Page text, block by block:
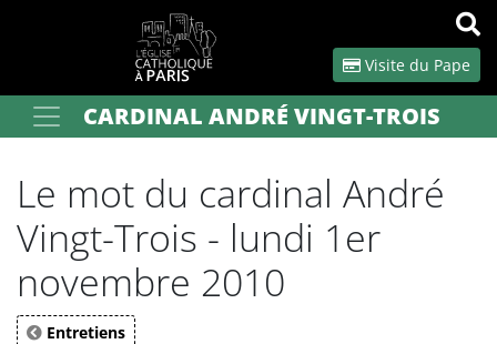
Visite du Pape
Votre recherche OK
CARDINAL ANDRÉ VINGT-TROIS
Le mot du cardinal André
Vingt-Trois - lundi 1er
novembre 2010
Entretiens
Panneau de gestion des cookies